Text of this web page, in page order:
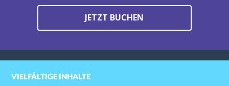
JETZT BUCHEN
VIELFÄLTIGE INHALTE